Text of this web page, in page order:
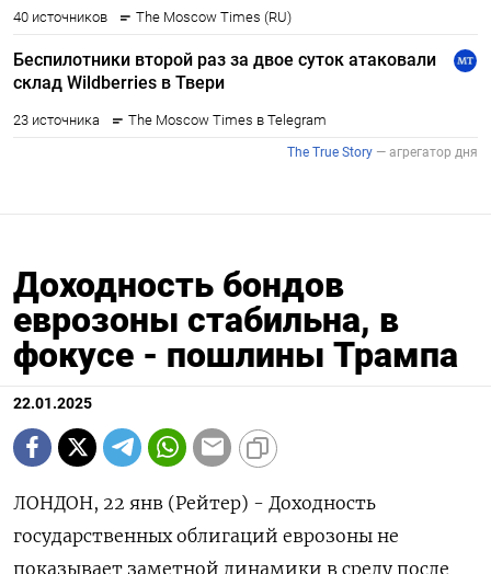
Доходность бондов
еврозоны стабильна, в
фокусе - пошлины Трампа
22.01.2025
ЛОНДОН, 22 янв (Рейтер) - Доходность
государственных облигаций еврозоны не
показывает заметной динамики в среду после